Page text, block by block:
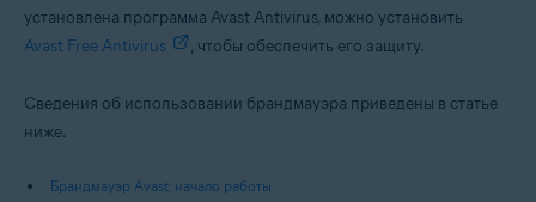
установлена программа Avast Antivirus, можно установить
Avast Free Antivirus
, чтобы обеспечить его защиту.
Сведения об использовании брандмауэра приведены в статье
ниже.
Брандмауэр Avast: начало работы